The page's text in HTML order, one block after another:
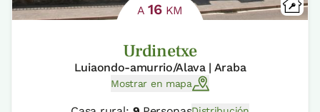
A16KM
Urdinetxe
Luiaondo-amurrio/Alava | Araba
Mostrar en mapa